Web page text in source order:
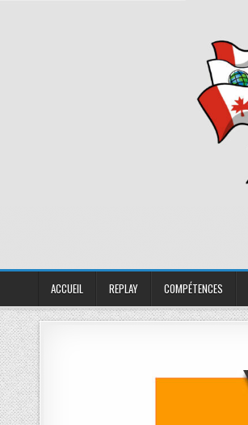
ACCUEIL REPLAY COMPÉTENCES